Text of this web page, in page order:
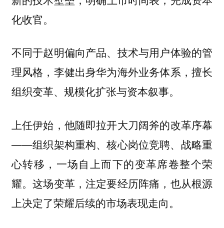
化收官。
不同于赵明偏向产品、技术与用户体验的管
理风格，李健出身华为海外业务体系，擅长
组织变革、规模化扩张与资本叙事。
上任伊始，他随即拉开大刀阔斧的改革序幕
——组织架构重构、核心岗位竞聘、战略重
心转移，一场自上而下的变革席卷整个荣
耀。这场变革，注定要经历阵痛，也从根源
上决定了荣耀后续的市场表现走向。